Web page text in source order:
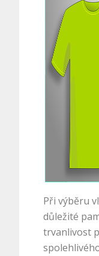
Při výběru
důležité
trvanlivost